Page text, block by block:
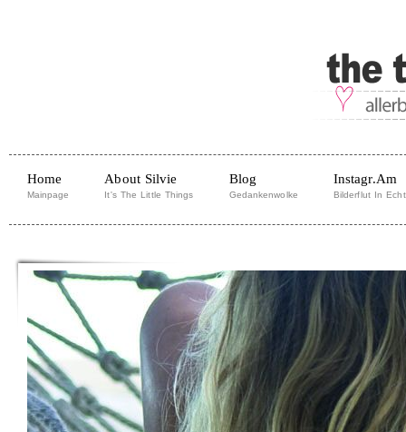
Home
Mainpage
About Silvie
It's The Little Things
Blog
Gedankenwolke
Instagr.am
Bilderflut In